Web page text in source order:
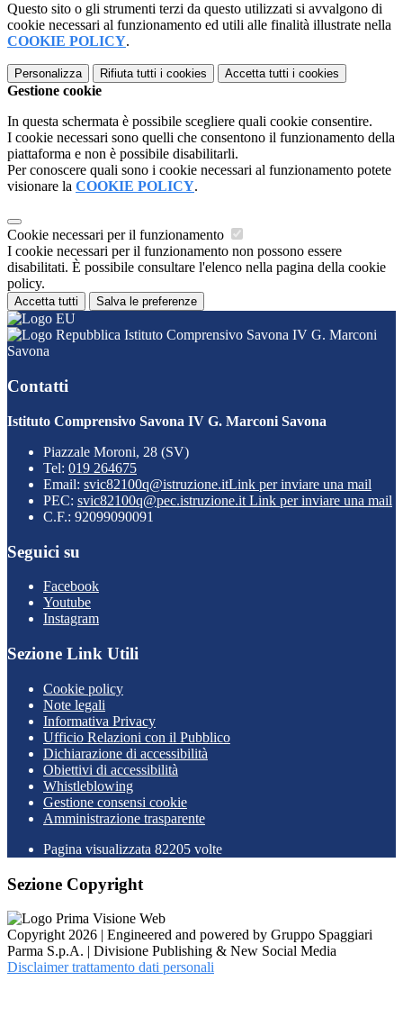
Questo sito o gli strumenti terzi da questo utilizzati si avvalgono di
cookie necessari al funzionamento ed utili alle finalità illustrate nella
COOKIE POLICY.
Personalizza Rifiuta tutti i cookies Accetta tutti i cookies
Gestione cookie
In questa schermata è possibile scegliere quali cookie consentire.
I cookie necessari sono quelli che consentono il funzionamento della
piattaforma e non è possibile disabilitarli.
Per conoscere quali sono i cookie necessari al funzionamento potete
visionare la COOKIE POLICY.
Cookie necessari per il funzionamento
I cookie necessari per il funzionamento non possono essere
disabilitati. È possibile consultare l'elenco nella pagina della cookie
policy.
Accetta tutti Salva le preferenze
Istituto Comprensivo Savona IV G. Marconi
Savona
Contatti
Istituto Comprensivo Savona IV G. Marconi Savona
Piazzale Moroni, 28 (SV)
Tel: 019 264675
Email: svic82100q@istruzione.itLink per inviare una mail
PEC: svic82100q@pec.istruzione.it Link per inviare una mail
C.F.: 92099090091
Seguici su
Facebook
Youtube
Instagram
Sezione Link Utili
Cookie policy
Note legali
Informativa Privacy
Ufficio Relazioni con il Pubblico
Dichiarazione di accessibilità
Obiettivi di accessibilità
Whistleblowing
Gestione consensi cookie
Amministrazione trasparente
Pagina visualizzata 82205 volte
Sezione Copyright
Copyright 2026 | Engineered and powered by Gruppo Spaggiari
Parma S.p.A. | Divisione Publishing & New Social Media
Disclaimer trattamento dati personali